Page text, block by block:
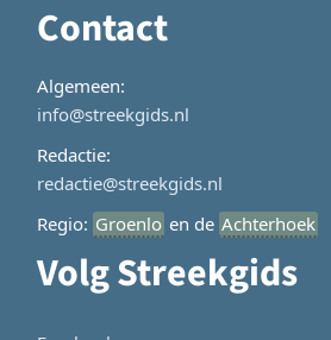
Contact
Algemeen:
info@streekgids.nl
Redactie:
redactie@streekgids.nl
Regio: Groenlo en de Achterhoek
Volg Streekgids